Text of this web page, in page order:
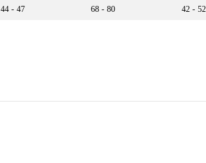
44 - 47 68 - 80 42 - 52